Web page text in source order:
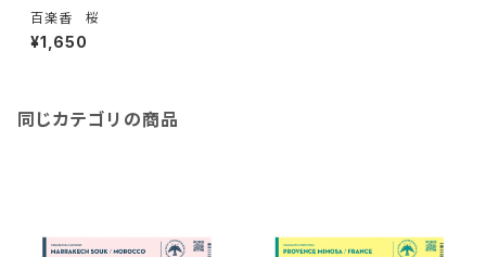
百楽香 桜
¥1,650
同じカテゴリの商品